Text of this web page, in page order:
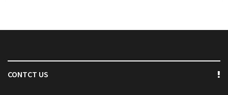
CONTCT US